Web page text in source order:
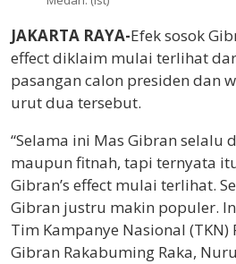
JAKARTA RAYA-Efek sosok
effect diklaim mulai terlihat
pasangan calon presiden dan
urut dua tersebut.
“Selama ini Mas Gibran selalu
maupun fitnah, tapi ternyata
Gibran’s effect mulai terlihat.
Gibran justru makin populer.
Tim Kampanye Nasional
Gibran Rakabuming Raka,